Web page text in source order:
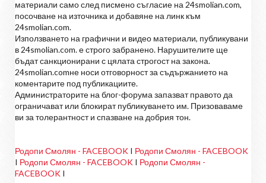
материали само след писмено съгласие на 24smolian.com,
посочване на източника и добавяне на линк към
24smolian.com.
Използването на графични и видео материали, публикувани
в 24smolian.com. е строго забранено. Нарушителите ще
бъдат санкционирани с цялата строгост на закона.
24smolian.comне носи отговорност за съдържанието на
коментарите под публикациите.
Администраторите на блог-форума запазват правото да
ограничават или блокират публикуването им. Призоваваме
ви за толерантност и спазване на добрия тон.
Родопи Смолян - FACEBOOK I Родопи Смолян - FACEBOOK
I Родопи Смолян - FACEBOOK I Родопи Смолян -
FACEBOOK I